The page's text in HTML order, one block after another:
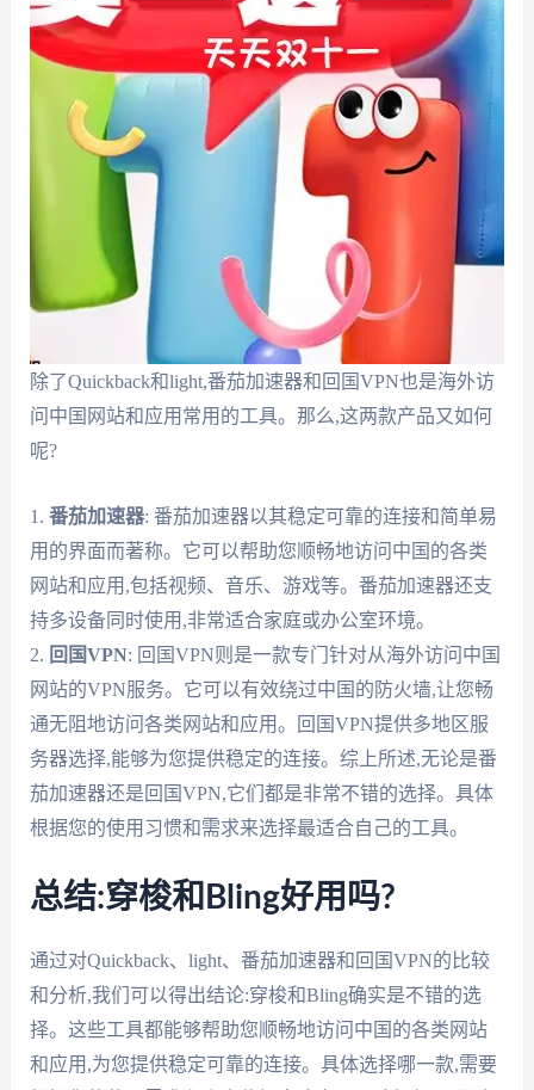
除了Quickback和light,番茄加速器和回国VPN也是海外访
问中国网站和应用常用的工具。那么,这两款产品又如何
呢?
1. 番茄加速器: 番茄加速器以其稳定可靠的连接和简单易
用的界面而著称。它可以帮助您顺畅地访问中国的各类
网站和应用,包括视频、音乐、游戏等。番茄加速器还支
持多设备同时使用,非常适合家庭或办公室环境。
2. 回国VPN: 回国VPN则是一款专门针对从海外访问中国
网站的VPN服务。它可以有效绕过中国的防火墙,让您畅
通无阻地访问各类网站和应用。回国VPN提供多地区服
务器选择,能够为您提供稳定的连接。综上所述,无论是番
茄加速器还是回国VPN,它们都是非常不错的选择。具体
根据您的使用习惯和需求来选择最适合自己的工具。
总结:穿梭和Bling好用吗?
通过对Quickback、light、番茄加速器和回国VPN的比较
和分析,我们可以得出结论:穿梭和Bling确实是不错的选
择。这些工具都能够帮助您顺畅地访问中国的各类网站
和应用,为您提供稳定可靠的连接。具体选择哪一款,需要